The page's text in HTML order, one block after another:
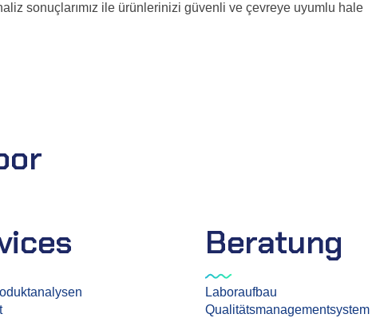
sonuçlarımız ile ürünlerinizi güvenli ve çevreye uyumlu hale
Beratung
Laboraufbau
Qualitätsmanagementsystem